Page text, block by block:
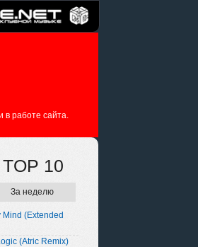
в работе сайта.
10
За неделю
Mind (Extended
(Atric Remix)